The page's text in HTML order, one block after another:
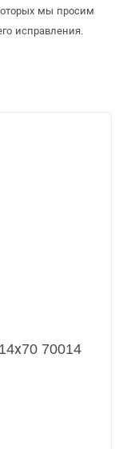
мы просим
исправления.
70014